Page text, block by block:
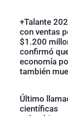
+Talante
con ventas
$1.200
confirmó
economía
también
Último
científicas